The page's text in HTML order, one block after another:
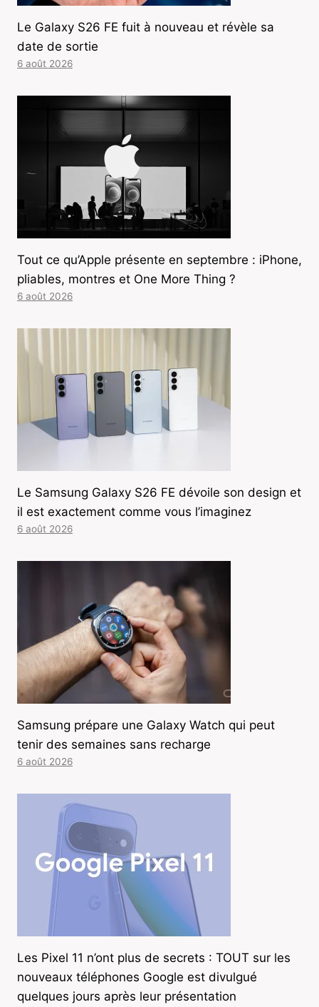
Le Galaxy S26 FE fuit à nouveau et révèle sa
date de sortie
6 août 2026
Tout ce qu’Apple présente en septembre : iPhone,
pliables, montres et One More Thing ?
6 août 2026
Le Samsung Galaxy S26 FE dévoile son design et
il est exactement comme vous l’imaginez
6 août 2026
Samsung prépare une Galaxy Watch qui peut
tenir des semaines sans recharge
6 août 2026
Les Pixel 11 n’ont plus de secrets : TOUT sur les
nouveaux téléphones Google est divulgué
quelques jours après leur présentation